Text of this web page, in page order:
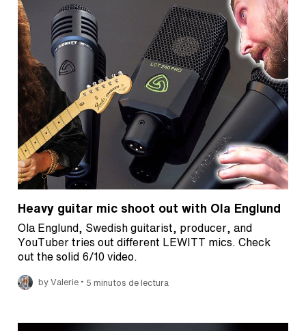
Heavy guitar mic shoot out with Ola Englund
Ola Englund, Swedish guitarist, producer, and
YouTuber tries out different LEWITT mics. Check
out the solid 6/10 video.
by Valerie • 5 minutos de lectura